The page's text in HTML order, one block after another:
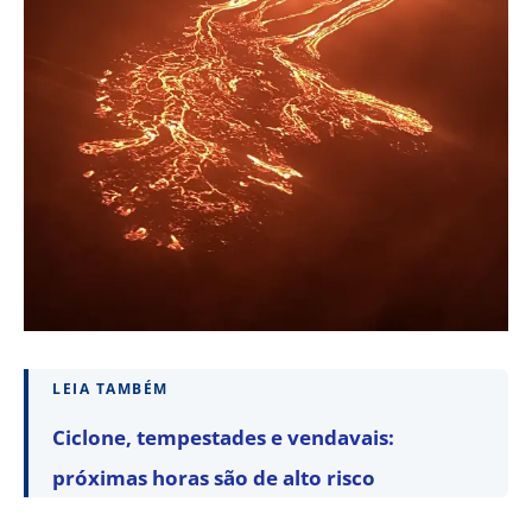
LEIA TAMBÉM
Ciclone, tempestades e vendavais:
próximas horas são de alto risco